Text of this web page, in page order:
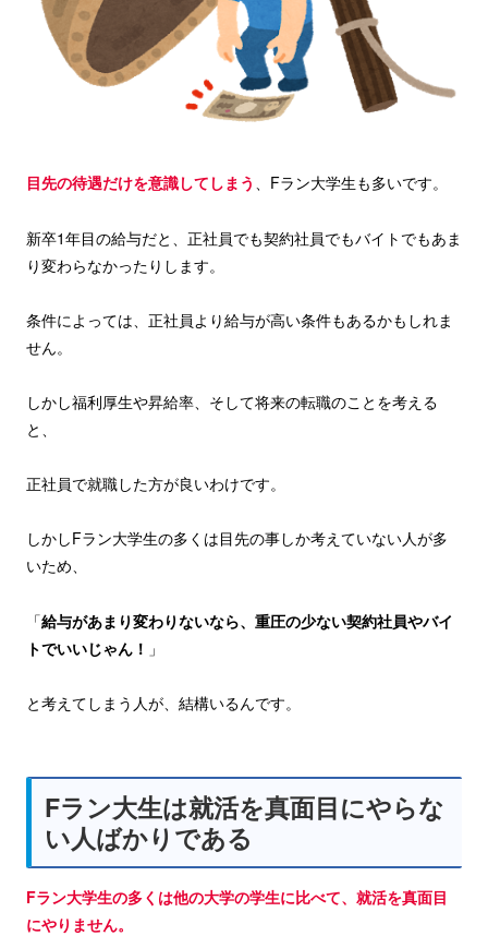
目先の待遇だけを意識してしまう 、Fラン大学生も多いです。
新卒1年目の給与だと、正社員でも契約社員でもバイトでもあま
り変わらなかったりします。
条件によっては、正社員より給与が高い条件もあるかもしれま
せん。
しかし福利厚生や昇給率、そして将来の転職のことを考える
と、
正社員で就職した方が良いわけです。
しかしFラン大学生の多くは目先の事しか考えていない人が多
いため、
「給与があまり変わりないなら、重圧の少ない契約社員やバイ
トでいいじゃん！ 」
と考えてしまう人が、結構いるんです。
Fラン大生は就活を真面目にやらな
い人ばかりである
Fラン大学生の多くは他の大学の学生に比べて、就活を真面目
にやりません。